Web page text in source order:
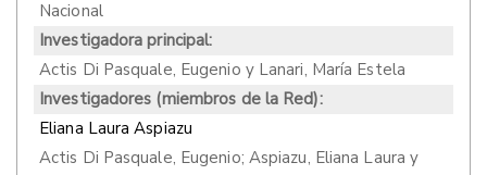
Nacional
Investigadora principal:
Actis Di Pasquale, Eugenio y Lanari, María Estela
Investigadores (miembros de la Red):
Eliana Laura Aspiazu
Actis Di Pasquale, Eugenio; Aspiazu, Eliana Laura y